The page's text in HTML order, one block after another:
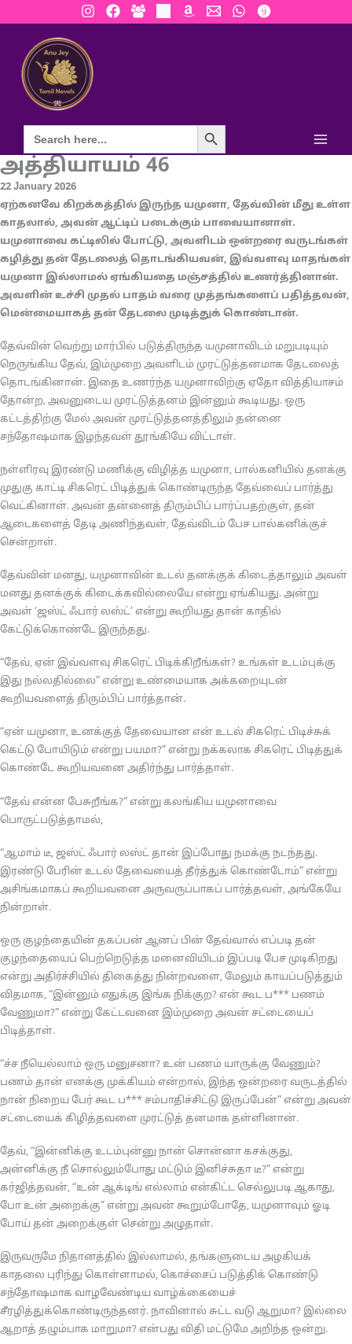
to
content
Search Button
அத்தியாயம் 46
22 January 2026
ஏற்கனவே கிறக்கத்தில் இருந்த யமுனா, தேவ்வின் மீது உள்ள
காதலால், அவன் ஆட்டிப் படைக்கும் பாவையானாள்.
யமுனாவை கட்டிலில் போட்டு, அவளிடம் ஒன்றரை வருடங்கள்
கழித்து தன் தேடலைத் தொடங்கியவன், இவ்வளவு மாதங்கள்
யமுனா இல்லாமல் ஏங்கியதை மஞ்சத்தில் உணர்த்தினான்.
அவளின் உச்சி முதல் பாதம் வரை முத்தங்களைப் பதித்தவன்,
மென்மையாகத் தன் தேடலை முடித்துக் கொண்டான்.
தேவ்வின் வெற்று மார்பில் படுத்திருந்த யமுனாவிடம் மறுபடியும்
நெருங்கிய தேவ், இம்முறை அவளிடம் முரட்டுத்தனமாக தேடலைத்
தொடங்கினான். இதை உணர்ந்த யமுனாவிற்கு ஏதோ வித்தியாசம்
தோன்ற, அவனுடைய முரட்டுத்தனம் இன்னும் கூடியது. ஒரு
கட்டத்திற்கு மேல் அவன் முரட்டுத்தனத்திலும் தன்னை
சந்தோஷமாக இழந்தவள் தூங்கியே விட்டாள்.
நள்ளிரவு இரண்டு மணிக்கு விழித்த யமுனா, பால்கனியில் தனக்கு
முதுகு காட்டி சிகரெட் பிடித்துக் கொண்டிருந்த தேவ்வைப் பார்த்து
வெட்கினாள். அவன் தன்னைத் திரும்பிப் பார்ப்பதற்குள், தன்
ஆடைகளைத் தேடி அணிந்தவள், தேவ்விடம் பேச பால்கனிக்குச்
சென்றாள்.
தேவ்வின் மனது, யமுனாவின் உடல் தனக்குக் கிடைத்தாலும் அவள்
மனது தனக்குக் கிடைக்கவில்லையே என்று ஏங்கியது. அன்று
அவள் ‘ஜஸ்ட் ஃபார் லஸ்ட்’ என்று கூறியது தான் காதில்
கேட்டுக்கொண்டே இருந்தது.
“தேவ், ஏன் இவ்வளவு சிகரெட் பிடிக்கிறீங்கள்? உங்கள் உடம்புக்கு
இது நல்லதில்லை” என்று உண்மையாக அக்கறையுடன்
கூறியவளைத் திரும்பிப் பார்த்தான்.
“ஏன் யமுனா, உனக்குத் தேவையான என் உடல் சிகரெட் பிடிச்சுக்
கெட்டு போயிடும் என்று பயமா?” என்று நக்கலாக சிகரெட் பிடித்துக்
கொண்டே கூறியவனை அதிர்ந்து பார்த்தாள்.
“தேவ் என்ன பேசுறீங்க?” என்று கலங்கிய யமுனாவை
பொருட்படுத்தாமல்,
“ஆமாம் டீ, ஜஸ்ட் ஃபார் லஸ்ட் தான் இப்போது நமக்கு நடந்தது.
இரண்டு பேரின் உடல் தேவையைத் தீர்த்துக் கொண்டோம்” என்று
அசிங்கமாகப் கூறியவனை அருவருப்பாகப் பார்த்தவள், அங்கேயே
நின்றாள்.
ஒரு குழந்தையின் தகப்பன் ஆனப் பின் தேவ்வால் எப்படி தன்
குழந்தையைப் பெற்றெடுத்த மனைவியிடம் இப்படி பேச முடிகிறது
என்று அதிர்ச்சியில் திகைத்து நின்றவளை, மேலும் காயப்படுத்தும்
விதமாக, “இன்னும் எதுக்கு இங்க நிக்குற? என் கூட ப*** பணம்
வேணுமா?” என்று கேட்டவனை இம்முறை அவன் சட்டையைப்
பிடித்தாள்.
“ச்ச நீயெல்லாம் ஒரு மனுசனா? உன் பணம் யாருக்கு வேணும்?
பணம் தான் எனக்கு முக்கியம் என்றால், இந்த ஒன்றரை வருடத்தில்
நான் நிறைய பேர் கூட ப*** சம்பாதிச்சிட்டு இருப்பேன்” என்று அவன்
சட்டையைக் கிழித்தவளை முரட்டுத் தனமாக தள்ளினான்.
தேவ், “இன்னிக்கு உடம்புன்னு நான் சொன்னா கசக்குது,
அன்னிக்கு நீ சொல்லும்போது மட்டும் இனிச்சுதா டீ?” என்று
கர்ஜித்தவன், “உன் ஆக்டிங் எல்லாம் என்கிட்ட செல்லுபடி ஆகாது,
போ உன் அறைக்கு” என்று அவன் கூறும்போதே, யமுனாவும் ஓடி
போய் தன் அறைக்குள் சென்று அழுதாள்.
இருவருமே நிதானத்தில் இல்லாமல், தங்களுடைய அழகியக்
காதலை புரிந்து கொள்ளாமல், கொச்சைப் படுத்திக் கொண்டு
சந்தோஷமாக வாழவேண்டிய வாழ்க்கையைச்
சீரழித்துக்கொண்டிருந்தனர். நாவினால் சுட்ட வடு ஆறுமா? இல்லை
ஆறாத் தழும்பாக மாறுமா? என்பது விதி மட்டுமே அறிந்த ஒன்று.